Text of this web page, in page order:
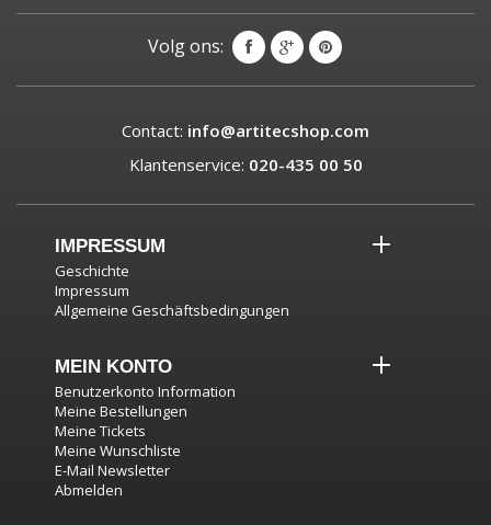
Volg ons:
Contact: info@artitecshop.com
Klantenservice: 020-435 00 50
IMPRESSUM
Geschichte
Impressum
Allgemeine Geschäftsbedingungen
MEIN KONTO
Benutzerkonto Information
Meine Bestellungen
Meine Tickets
Meine Wunschliste
E-Mail Newsletter
Abmelden